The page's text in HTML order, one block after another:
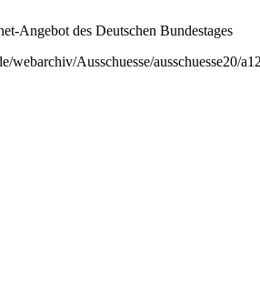
Angebot des Deutschen Bundestages
webarchiv/Ausschuesse/ausschuesse20/